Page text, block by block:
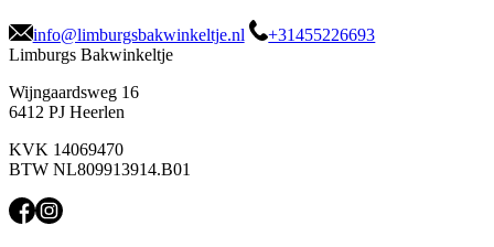
info@limburgsbakwinkeltje.nl
+31455226693
Limburgs Bakwinkeltje
Wijngaardsweg 16
6412 PJ Heerlen
KVK 14069470
BTW NL809913914.B01